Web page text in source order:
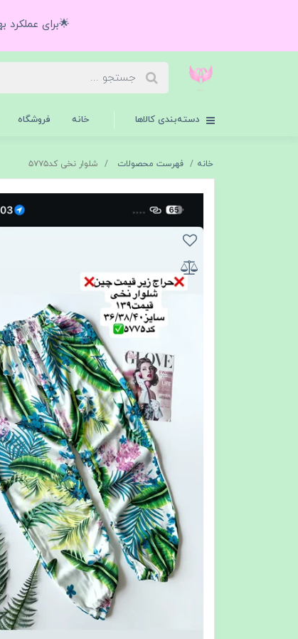
🌟برای عملکرد
دسته‌بندی کالاها خانه فروشگاه
خانه فهرست محصولات شلوار نخی کد۵۷۷۵